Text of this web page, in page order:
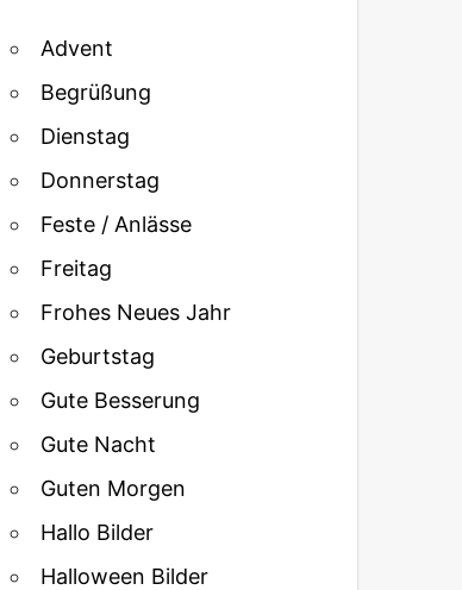
Advent
Begrüßung
Dienstag
Donnerstag
Feste / Anlässe
Freitag
Frohes Neues Jahr
Geburtstag
Gute Besserung
Gute Nacht
Guten Morgen
Hallo Bilder
Halloween Bilder